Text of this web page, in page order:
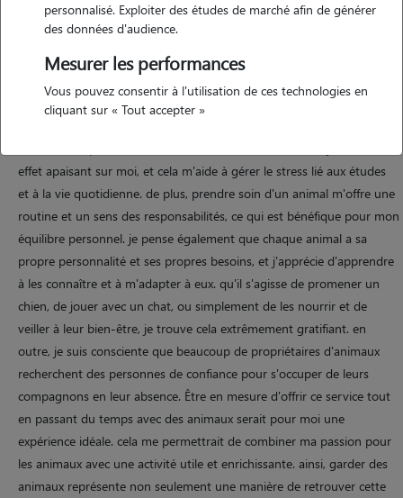
eu l'occasion de m'occuper d'un chien appartenant à un proche, ce
qui m'a permis de développer une relation spéciale avec cet animal.
ces expériences ont renforcé mon attachement aux animaux et mon
désir de prendre soin d'eux. aujourd'hui, en tant qu'étudiante vivant
loin de ma famille et de mes chats, je ressens un véritable manque.
effet apaisant sur moi, et cela m'aide à gérer le stress lié aux études
et à la vie quotidienne. de plus, prendre soin d'un animal m'offre une
routine et un sens des responsabilités, ce qui est bénéfique pour mon
équilibre personnel. je pense également que chaque animal a sa
propre personnalité et ses propres besoins, et j'apprécie d'apprendre
à les connaître et à m'adapter à eux. qu'il s'agisse de promener un
chien, de jouer avec un chat, ou simplement de les nourrir et de
veiller à leur bien-être, je trouve cela extrêmement gratifiant. en
outre, je suis consciente que beaucoup de propriétaires d'animaux
recherchent des personnes de confiance pour s'occuper de leurs
compagnons en leur absence. Être en mesure d'offrir ce service tout
en passant du temps avec des animaux serait pour moi une
expérience idéale. cela me permettrait de combiner ma passion pour
les animaux avec une activité utile et enrichissante. ainsi, garder des
animaux représente non seulement une manière de retrouver cette
personnalisé. Exploiter des études de marché afin de générer
des données d'audience.
Mesurer les performances
Vous pouvez consentir à l'utilisation de ces technologies en
cliquant sur « Tout accepter »